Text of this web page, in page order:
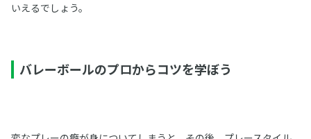
いえるでしょう。
バレーボールのプロからコツを学ぼう